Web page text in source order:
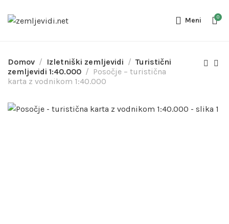
Meni 0
Domov Izletniški zemljevidi
Turistični
zemljevidi 1:40.000
Posočje – turistična
karta z vodnikom 1:40.000